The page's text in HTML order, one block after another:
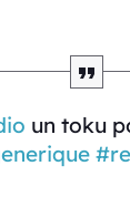
un toku